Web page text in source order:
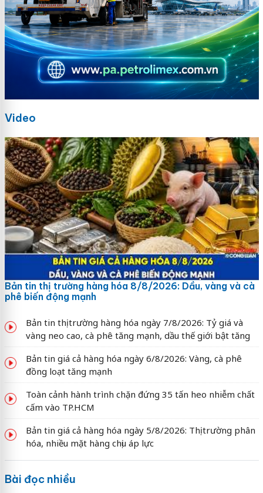
Video
Bản tin thị trường hàng hóa 8/8/2026: Dầu, vàng và cà
phê biến động mạnh
Bản tin thị trường hàng hóa ngày 7/8/2026: Tỷ giá và
vàng neo cao, cà phê tăng mạnh, dầu thế giới bật tăng
Bản tin giá cả hàng hóa ngày 6/8/2026: Vàng, cà phê
đồng loạt tăng mạnh
Toàn cảnh hành trình chặn đứng 35 tấn heo nhiễm chất
cấm vào TP.HCM
Bản tin giá cả hàng hóa ngày 5/8/2026: Thị trường phân
hóa, nhiều mặt hàng chịu áp lực
Bài đọc nhiều